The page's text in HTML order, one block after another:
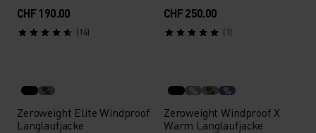
CHF 190.00
(14)
CHF 250.00
(1)
%
Zeroweight Elite Windproof
Langlaufjacke
% % %
Zeroweight Windproof X
Warm Langlaufjacke